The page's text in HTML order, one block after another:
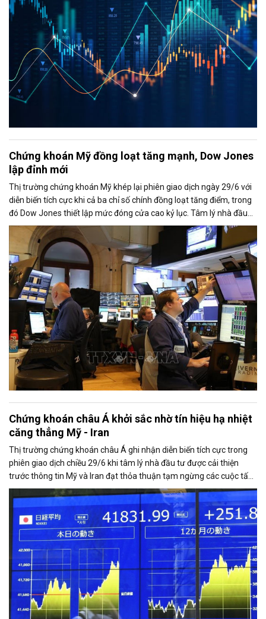
Chứng khoán Mỹ đồng loạt tăng mạnh, Dow Jones
lập đỉnh mới
Thị trường chứng khoán Mỹ khép lại phiên giao dịch ngày 29/6 với
diễn biến tích cực khi cả ba chỉ số chính đồng loạt tăng điểm, trong
đó Dow Jones thiết lập mức đóng cửa cao kỷ lục. Tâm lý nhà đầu
tư được cải thiện nhờ căng thẳng giữa Mỹ và Iran có dấu hiệu hạ
nhiệt, trong khi nhóm cổ phiếu công nghệ lấy lại đà tăng trước thềm
mùa công bố kết quả kinh doanh quý II.
Chứng khoán châu Á khởi sắc nhờ tín hiệu hạ nhiệt
căng thẳng Mỹ - Iran
Thị trường chứng khoán châu Á ghi nhận diễn biến tích cực trong
phiên giao dịch chiều 29/6 khi tâm lý nhà đầu tư được cải thiện
trước thông tin Mỹ và Iran đạt thỏa thuận tạm ngừng các cuộc tấn
công đáp trả lẫn nhau, mở ra triển vọng nối lại đối thoại.